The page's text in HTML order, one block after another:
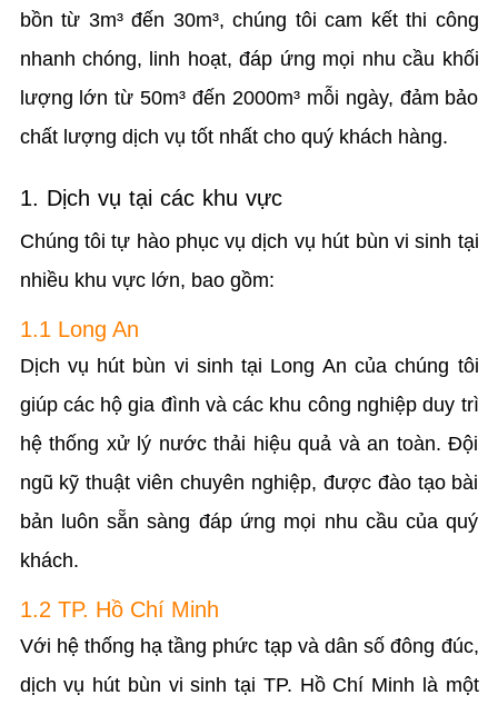
bồn từ 3m³ đến 30m³, chúng tôi cam kết thi công
nhanh chóng, linh hoạt, đáp ứng mọi nhu cầu khối
lượng lớn từ 50m³ đến 2000m³ mỗi ngày, đảm bảo
chất lượng dịch vụ tốt nhất cho quý khách hàng.
1. Dịch vụ tại các khu vực
Chúng tôi tự hào phục vụ dịch vụ hút bùn vi sinh tại
nhiều khu vực lớn, bao gồm:
1.1 Long An
Dịch vụ hút bùn vi sinh tại Long An của chúng tôi
giúp các hộ gia đình và các khu công nghiệp duy trì
hệ thống xử lý nước thải hiệu quả và an toàn. Đội
ngũ kỹ thuật viên chuyên nghiệp, được đào tạo bài
bản luôn sẵn sàng đáp ứng mọi nhu cầu của quý
khách.
1.2 TP. Hồ Chí Minh
Với hệ thống hạ tầng phức tạp và dân số đông đúc,
dịch vụ hút bùn vi sinh tại TP. Hồ Chí Minh là một